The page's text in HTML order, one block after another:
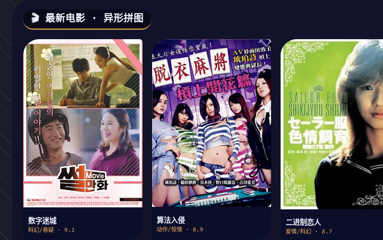
🎬 最新电影 · 异形拼图
数字迷城
科幻/悬疑 · 9.1
算法入侵
动作/惊悚 · 8.9
二进制恋人
爱情/科幻 · 8.7